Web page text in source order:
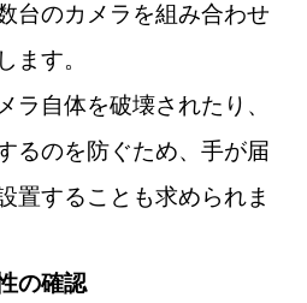
台のカメラを組み合わせ
ます。
ラ自体を破壊されたり、
るのを防ぐため、手が届
置することも求められま
の確認